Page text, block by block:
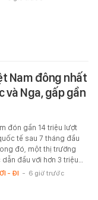
Nam đông nhất
và Nga, gấp gần
đón gần 14 triệu lượt
tế sau 7 tháng đầu
đó, một thị trường
đầu với hơn 3 triệu…
- ĐI - 6 giờ trước